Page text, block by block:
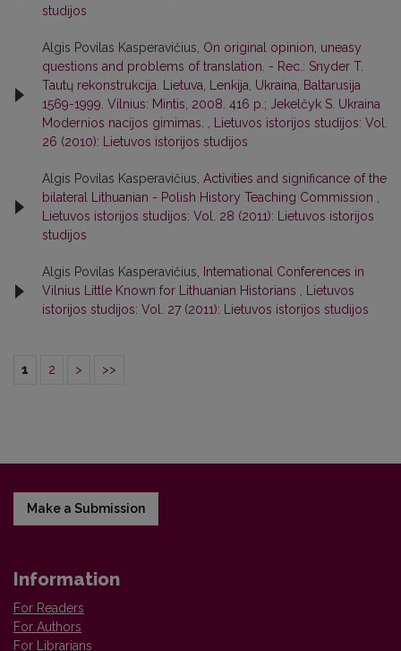
studijos
Algis Povilas Kasperavičius, On original opinion, uneasy
questions and problems of translation. - Rec.: Snyder T.
Tautų rekonstrukcija. Lietuva, Lenkija, Ukraina, Baltarusija
1569-1999. Vilnius: Mintis, 2008. 416 p.; Jekelčyk S. Ukraina
Modernios nacijos gimimas.
Lietuvos istorijos studijos: Vol.
26 (2010): Lietuvos istorijos studijos
Algis Povilas Kasperavičius, Activities and significance of the
bilateral Lithuanian - Polish History Teaching Commission
Lietuvos istorijos studijos: Vol. 28 (2011): Lietuvos istorijos
studijos
Algis Povilas Kasperavičius,
Intemational Conferences in
Vilnius Little Known for Lithuanian Historians
Lietuvos
istorijos studijos: Vol. 27 (2011): Lietuvos istorijos studijos
1 2 > >>
Make a Submission
Information
For Readers
For Authors
For Librarians